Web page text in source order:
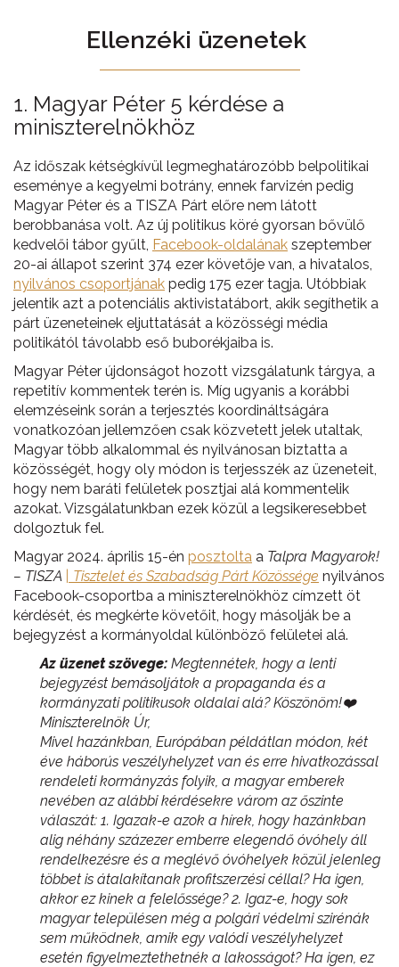
Ellenzéki üzenetek
1. Magyar Péter 5 kérdése a
miniszterelnökhöz
Az időszak kétségkívül legmeghatározóbb belpolitikai
eseménye a kegyelmi botrány, ennek farvizén pedig
Magyar Péter és a TISZA Párt előre nem látott
berobbanása volt. Az új politikus köré gyorsan bővülő
kedvelői tábor gyűlt, Facebook-oldalának szeptember
20-ai állapot szerint 374 ezer követője van, a hivatalos,
nyilvános csoportjának pedig 175 ezer tagja. Utóbbiak
jelentik azt a potenciális aktivistatábort, akik segíthetik a
párt üzeneteinek eljuttatását a közösségi média
politikától távolabb eső buborékjaiba is.
Magyar Péter újdonságot hozott vizsgálatunk tárgya, a
repetitív kommentek terén is. Míg ugyanis a korábbi
elemzéseink során a terjesztés koordináltságára
vonatkozóan jellemzően csak közvetett jelek utaltak,
Magyar több alkalommal és nyilvánosan biztatta a
közösségét, hogy oly módon is terjesszék az üzeneteit,
hogy nem baráti felületek posztjai alá kommentelik
azokat. Vizsgálatunkban ezek közül a legsikeresebbet
dolgoztuk fel.
Magyar 2024. április 15-én posztolta a Talpra Magyarok!
– TISZA
| Tisztelet és Szabadság Párt Közössége nyilvános
Facebook-csoportba a miniszterelnökhöz címzett öt
kérdését, és megkérte követőit, hogy másolják be a
bejegyzést a kormányoldal különböző felületei alá.
Az üzenet szövege: Megtennétek, hogy a lenti
bejegyzést bemásoljátok a propaganda és a
kormányzati politikusok oldalai alá? Köszönöm!❤️
Miniszterelnök Úr,
Mivel hazánkban, Európában példátlan módon, két
éve háborús veszélyhelyzet van és erre hivatkozással
rendeleti kormányzás folyik, a magyar emberek
nevében az alábbi kérdésekre várom az őszinte
válaszát: 1. Igazak-e azok a hírek, hogy hazánkban
alig néhány százezer emberre elegendő óvóhely áll
rendelkezésre és a meglévő óvóhelyek közül jelenleg
többet is átalakítanak profitszerzési céllal? Ha igen,
akkor ez kinek a felelőssége? 2. Igaz-e, hogy sok
magyar településen még a polgári védelmi szirénák
sem működnek, amik egy valódi veszélyhelyzet
esetén figyelmeztethetnék a lakosságot? Ha igen, ez